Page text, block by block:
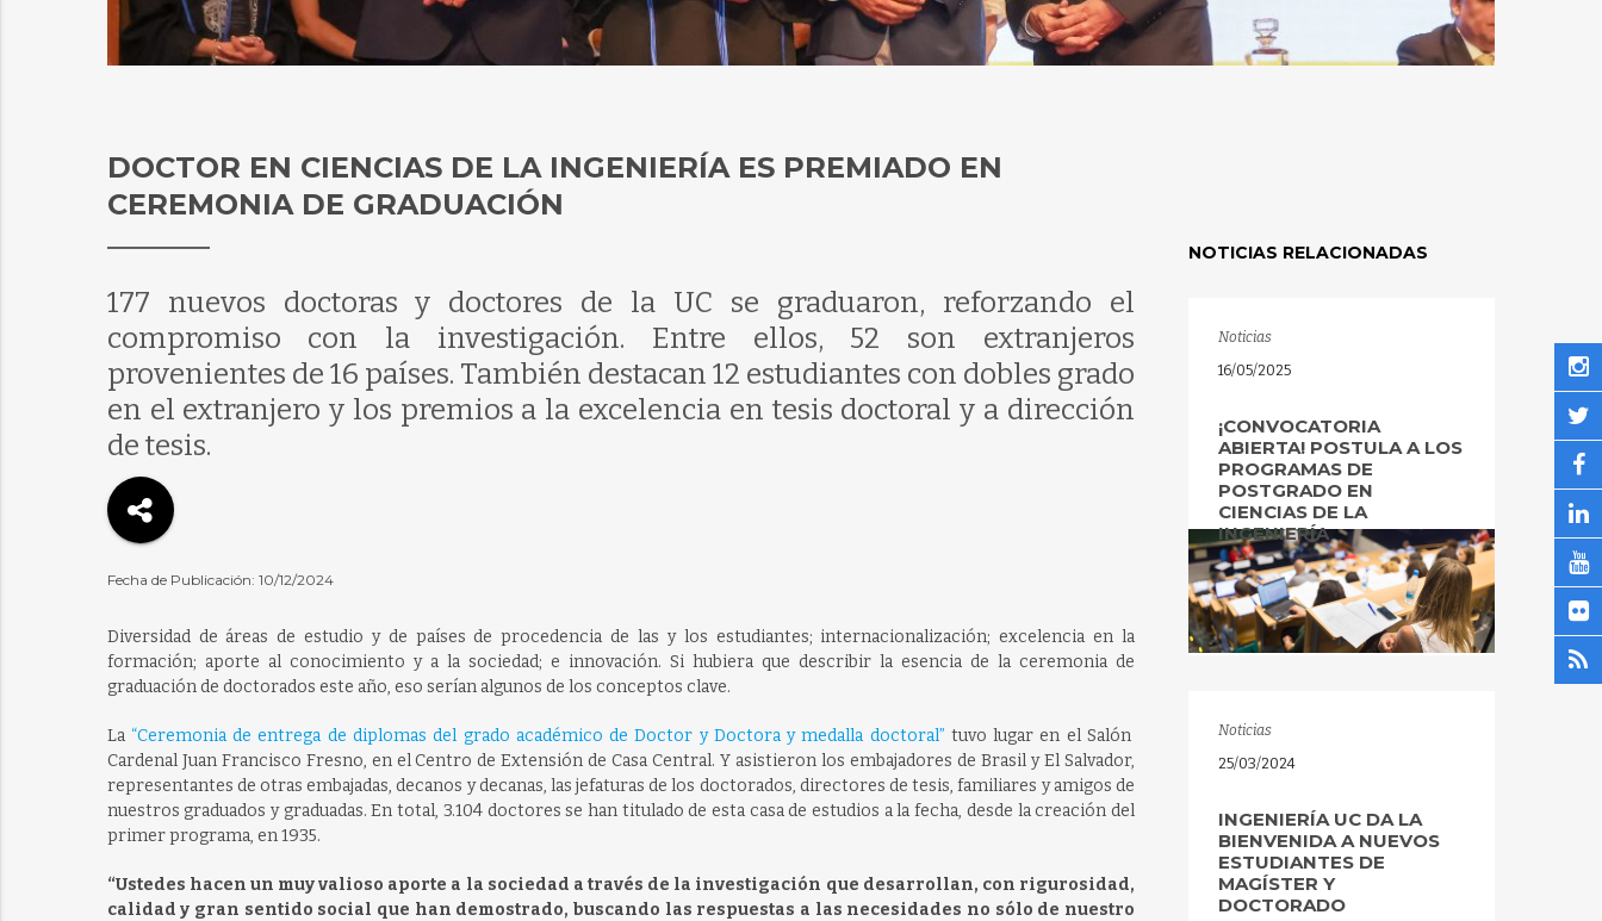
DOCTOR EN CIENCIAS DE LA INGENIERÍA ES PREMIADO EN
CEREMONIA DE GRADUACIÓN
177 nuevos doctoras y doctores de la UC se graduaron, reforzando el
compromiso con la investigación. Entre ellos, 52 son extranjeros
provenientes de 16 países. También destacan 12 estudiantes con dobles grado
en el extranjero y los premios a la excelencia en tesis doctoral y a dirección
de tesis.
Fecha de Publicación: 10/12/2024
Diversidad de áreas de estudio y de países de procedencia de las y los estudiantes; internacionalización; excelencia en la
formación; aporte al conocimiento y a la sociedad; e innovación. Si hubiera que describir la esencia de la ceremonia de
graduación de doctorados este año, eso serían algunos de los conceptos clave.
La “Ceremonia de entrega de diplomas del grado académico de Doctor y Doctora y medalla doctoral” tuvo lugar en el Salón
Cardenal Juan Francisco Fresno, en el Centro de Extensión de Casa Central. Y asistieron los embajadores de Brasil y El Salvador,
representantes de otras embajadas, decanos y decanas, las jefaturas de los doctorados, directores de tesis, familiares y amigos de
nuestros graduados y graduadas. En total, 3.104 doctores se han titulado de esta casa de estudios a la fecha, desde la creación del
primer programa, en 1935.
“Ustedes hacen un muy valioso aporte a la sociedad a través de la investigación que desarrollan, con rigurosidad,
calidad y gran sentido social que han demostrado, buscando las respuestas a las necesidades no sólo de nuestro
NOTICIAS RELACIONADAS
Noticias
16/05/2025
¡CONVOCATORIA
ABIERTA! POSTULA A LOS
PROGRAMAS DE
POSTGRADO EN
CIENCIAS DE LA
INGENIERÍA
Noticias
25/03/2024
INGENIERÍA UC DA LA
BIENVENIDA A NUEVOS
ESTUDIANTES DE
MAGÍSTER Y
DOCTORADO